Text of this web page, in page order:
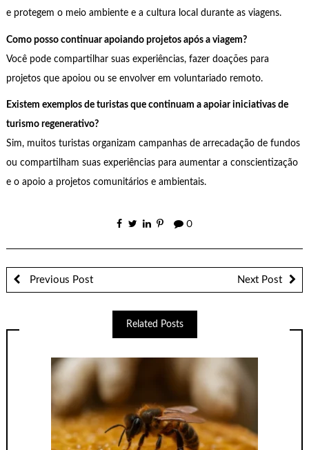
e protegem o meio ambiente e a cultura local durante as viagens.
Como posso continuar apoiando projetos após a viagem?
Você pode compartilhar suas experiências, fazer doações para
projetos que apoiou ou se envolver em voluntariado remoto.
Existem exemplos de turistas que continuam a apoiar iniciativas de
turismo regenerativo?
Sim, muitos turistas organizam campanhas de arrecadação de fundos
ou compartilham suas experiências para aumentar a conscientização
e o apoio a projetos comunitários e ambientais.
0
Previous Post Next Post
Related Posts